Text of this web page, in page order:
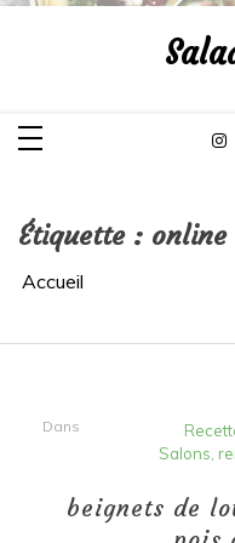
Aller
Étiquette : online
Accueil
Dans
Salons,
beignets de